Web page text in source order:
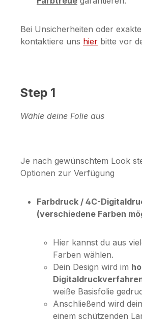
Bei Unsicherheiten oder
kontaktiere uns hier bitte vor
Step 1
Wähle deine Folie aus
Je nach gewünschtem Look
Optionen zur Verfügung
Farbdruck / 4C-
(verschiedene Farben
Hier kannst du aus
Farben wählen.
Dein Design wird im
weiße Basisfolie
Anschließend wird
einem schützenden